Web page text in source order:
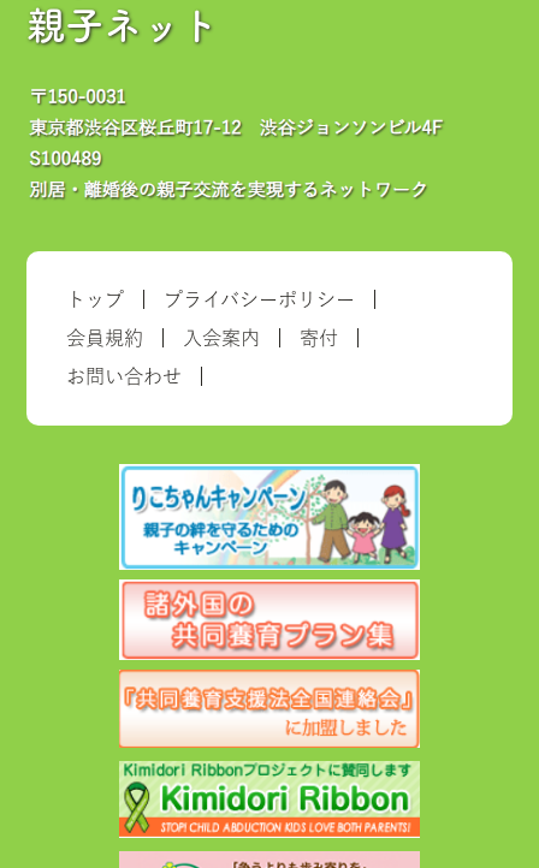
親子ネット
トップ プライバシーポリシー
会員規約 入会案内 寄付
お問い合わせ